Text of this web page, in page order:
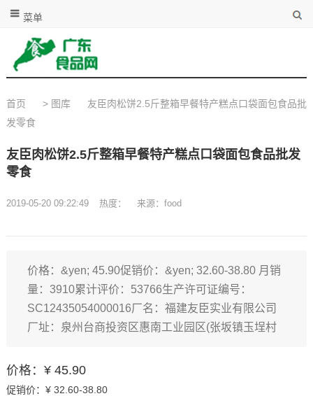
菜单
首页 > 图库
友臣肉松饼2.5斤整箱早餐特产糕点口袋面包食品批
发零食
友臣肉松饼2.5斤整箱早餐特产糕点口袋面包食品批发
零食
2019-05-20 09:22:49 热度： 来源：food
价格：&yen; 45.90促销价：&yen; 32.60-38.80 月销
量：3910累计评价：53766生产许可证编号：
SC12435054000016厂名：福建友臣实业有限公司
厂址：泉州台商投资区惠南工业园区(张坂镇玉埕村
价格：¥ 45.90
促销价：¥ 32.60-38.80